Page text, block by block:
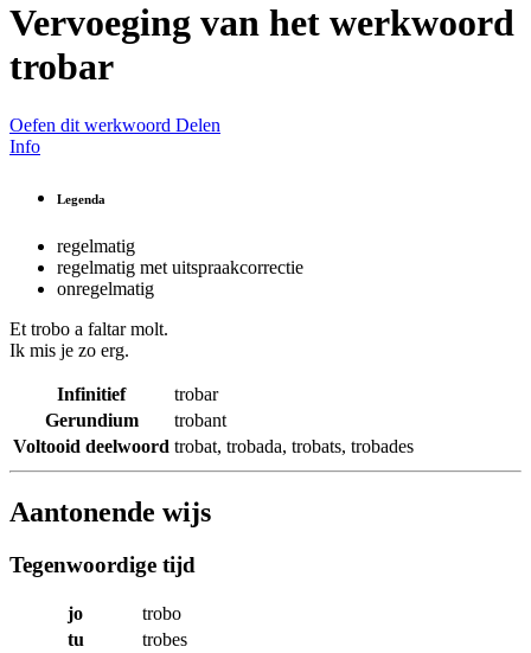
Vervoeging van het werkwoord
trobar
Oefen dit werkwoord Delen
Info
Legenda
regelmatig
regelmatig met uitspraakcorrectie
onregelmatig
Et trobo a faltar molt.
Ik mis je zo erg.
Infinitief
trobar
Gerundium
trobant
Voltooid deelwoord trobat, trobada, trobats, trobades
Aantonende wijs
Tegenwoordige tijd
jo
trobo
tu
trobes